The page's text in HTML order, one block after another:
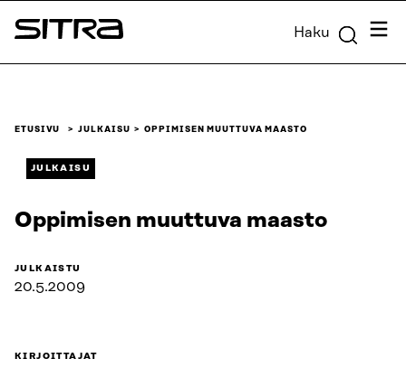
Siirry
suoraan
Sitra Haku
ETUSIVU JULKAISU OPPIMISEN MUUTTUVA MAASTO
JULKAISU
Oppimisen muuttuva maasto
JULKAISTU
20.5.2009
KIRJOITTAJAT